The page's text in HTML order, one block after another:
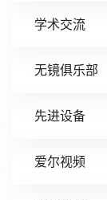
学术交流
无镜俱乐部
先进设备
爱尔视频